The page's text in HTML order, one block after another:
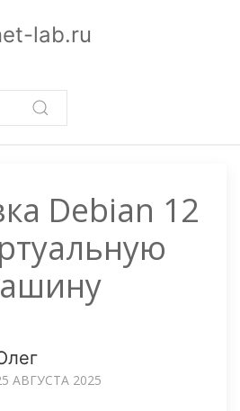
lab.ru
Debian 12
АВГУСТА 2025